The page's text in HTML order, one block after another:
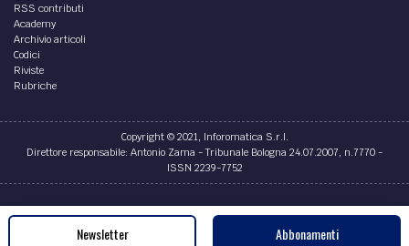
RSS contributi
Academy
Archivio articoli
Codici
Riviste
Rubriche
Copyright © 2021, Inforomatica S.r.l.
Direttore responsabile: Antonio Zama - Tribunale Bologna 24.07.2007, n.7770 -
ISSN 2239-7752
Credits
Newsletter Abbonamenti